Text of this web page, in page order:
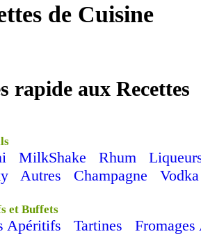
de Cuisine
rapide aux Recettes
MilkShake Rhum
Autres Champagne Vodka
et Buffets
Apéritifs Tartines